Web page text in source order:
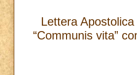
Lettera
“Communis vita”